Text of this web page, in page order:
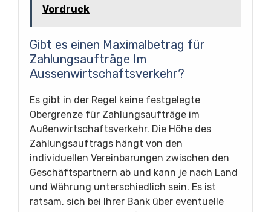
Vordruck
Gibt es einen Maximalbetrag für
Zahlungsaufträge Im
Aussenwirtschaftsverkehr?
Es gibt in der Regel keine festgelegte
Obergrenze für Zahlungsaufträge im
Außenwirtschaftsverkehr. Die Höhe des
Zahlungsauftrags hängt von den
individuellen Vereinbarungen zwischen den
Geschäftspartnern ab und kann je nach Land
und Währung unterschiedlich sein. Es ist
ratsam, sich bei Ihrer Bank über eventuelle